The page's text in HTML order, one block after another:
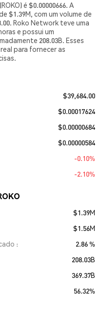
é $0.00000666. A
$1.39M, com um volume de
Roko Network teve uma
e possui um
208.03B. Esses
para fornecer as
$39,684.00
$0.00017624
$0.00000684
$0.00000584
-0.10%
-2.10%
$1.39M
$1.56M
2.86 %
208.03B
369.37B
56.32%